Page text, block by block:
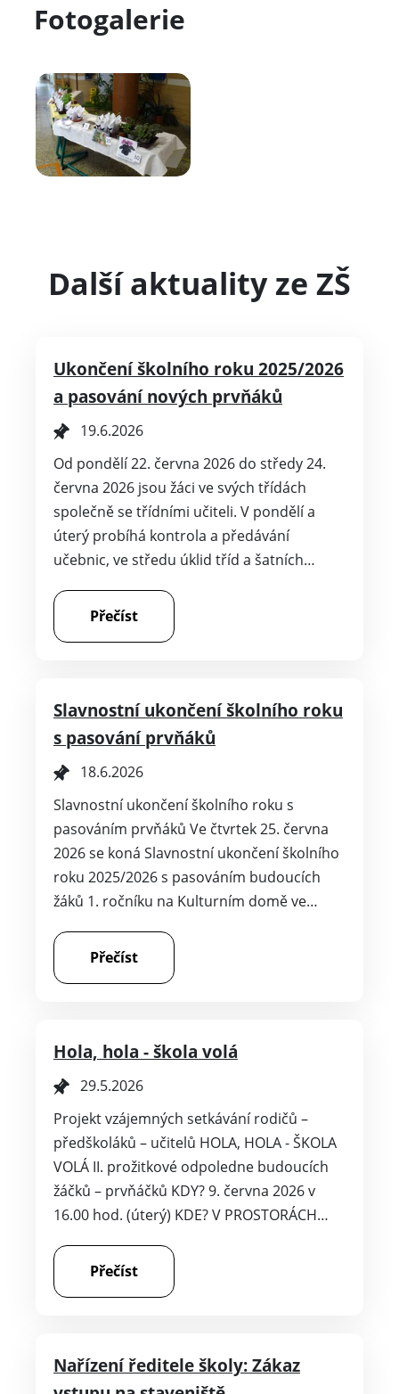
Fotogalerie
Další aktuality ze ZŠ
Ukončení školního roku 2025/2026
a pasování nových prvňáků
19.6.2026
Od pondělí 22. června 2026 do středy 24.
června 2026 jsou žáci ve svých třídách
společně se třídními učiteli. V pondělí a
úterý probíhá kontrola a předávání
učebnic, ve středu úklid tříd a šatních…
Přečíst
Slavnostní ukončení školního roku
s pasování prvňáků
18.6.2026
Slavnostní ukončení školního roku s
pasováním prvňáků Ve čtvrtek 25. června
2026 se koná Slavnostní ukončení školního
roku 2025/2026 s pasováním budoucích
žáků 1. ročníku na Kulturním domě ve…
Přečíst
Hola, hola - škola volá
29.5.2026
Projekt vzájemných setkávání rodičů –
předškoláků – učitelů HOLA, HOLA - ŠKOLA
VOLÁ II. prožitkové odpoledne budoucích
žáčků – prvňáčků KDY? 9. června 2026 v
16.00 hod. (úterý) KDE? V PROSTORÁCH…
Přečíst
Nařízení ředitele školy: Zákaz